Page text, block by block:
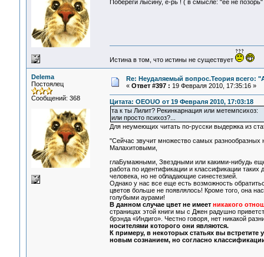
Побереги лысину, е-рь ! ( в смысле: "ее не
Истина в том, что истины не существует
Delema
Постоялец
Сообщений: 368
Re: Неудаляемый вопрос.Теория всего:
« Ответ #397 : 19 Февраля 2010, 17:35:16 »
Цитата: OEOUO от 19 Февраля 2010, 17:03:18
та к ты Лилит? Рекинкарнация или метемпсихоз:
или просто психоз?...
Для неумеющих читать по-русски выдержка из
"Сейчас звучит множество самых
Малахитовыми,
глаБумажными, Звездными или какими-нибудь
работа по идентификации и классификации таких
человека, но не обладающие синестезией.
Однако у нас все еще есть возможность
цветов больше не появлялось! Кроме того, она
голубыми аурами!
В данном случае цвет не имеет никакого
страницах этой книги мы с Джен радушно
брэнда «Индиго». Честно говоря, нет никакой
носителями которого они являются.
К примеру, в некоторых статьях вы
новым сознанием, но согласно